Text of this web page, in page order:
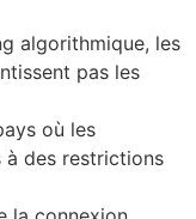
algorithmique, les
pas les
où les
à des restrictions